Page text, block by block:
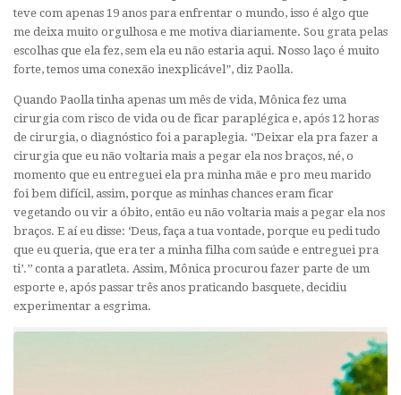
teve com apenas 19 anos para enfrentar o mundo, isso é algo que
me deixa muito orgulhosa e me motiva diariamente. Sou grata pelas
escolhas que ela fez, sem ela eu não estaria aqui. Nosso laço é muito
forte, temos uma conexão inexplicável”, diz Paolla.
Quando Paolla tinha apenas um mês de vida, Mônica fez uma
cirurgia com risco de vida ou de ficar paraplégica e, após 12 horas
de cirurgia, o diagnóstico foi a paraplegia. ‘’Deixar ela pra fazer a
cirurgia que eu não voltaria mais a pegar ela nos braços, né, o
momento que eu entreguei ela pra minha mãe e pro meu marido
foi bem difícil, assim, porque as minhas chances eram ficar
vegetando ou vir a óbito, então eu não voltaria mais a pegar ela nos
braços. E aí eu disse: ‘Deus, faça a tua vontade, porque eu pedi tudo
que eu queria, que era ter a minha filha com saúde e entreguei pra
ti’.’’ conta a paratleta. Assim, Mônica procurou fazer parte de um
esporte e, após passar três anos praticando basquete, decidiu
experimentar a esgrima.